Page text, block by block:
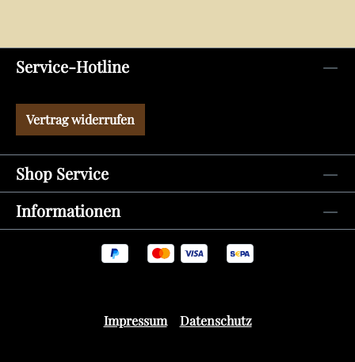
Service-Hotline
Vertrag widerrufen
Shop Service
Informationen
Impressum Datenschutz